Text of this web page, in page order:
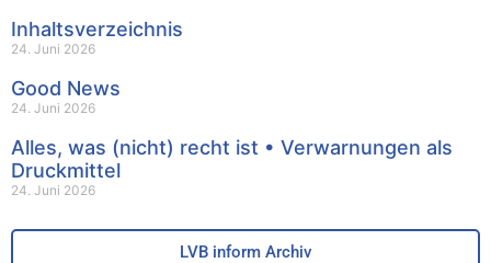
Inhaltsverzeichnis
24. Juni 2026
Good News
24. Juni 2026
Alles, was (nicht) recht ist • Verwarnungen als
Druckmittel
24. Juni 2026
LVB inform Archiv